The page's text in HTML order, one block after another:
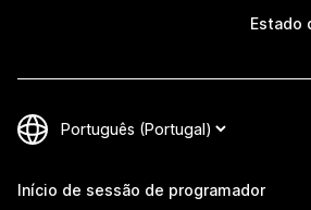
Estado
Início de sessão de programador